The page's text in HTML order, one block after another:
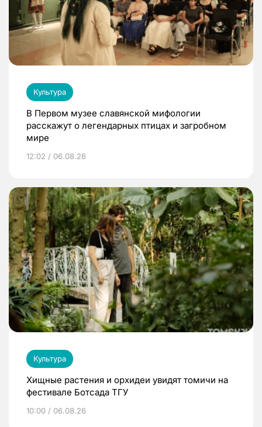
Культура
В Первом музее славянской мифологии
расскажут о легендарных птицах и загробном
мире
12:02 / 06.08.26
Культура
Хищные растения и орхидеи увидят томичи на
фестивале Ботсада ТГУ
10:00 / 06.08.26